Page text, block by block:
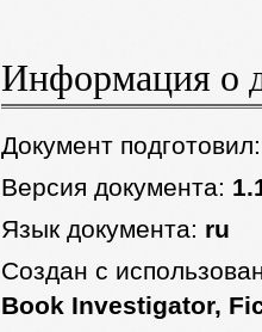
Информация о
Документ
Версия документа:
Язык документа: ru
Создан с
Book Investigator,